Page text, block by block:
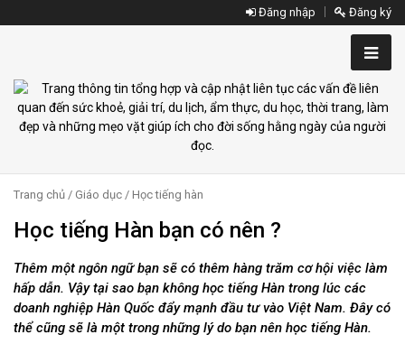
Đăng nhập Đăng ký
Trang chủ / Giáo dục / Học tiếng hàn
Học tiếng Hàn bạn có nên ?
Thêm một ngôn ngữ bạn sẽ có thêm hàng trăm cơ hội việc làm
hấp dẫn. Vậy tại sao bạn không học tiếng Hàn trong lúc các
doanh nghiệp Hàn Quốc đẩy mạnh đầu tư vào Việt Nam. Đây có
thể cũng sẽ là một trong những lý do bạn nên học tiếng Hàn.